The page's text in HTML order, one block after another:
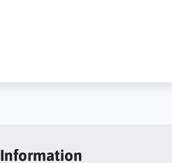
Information